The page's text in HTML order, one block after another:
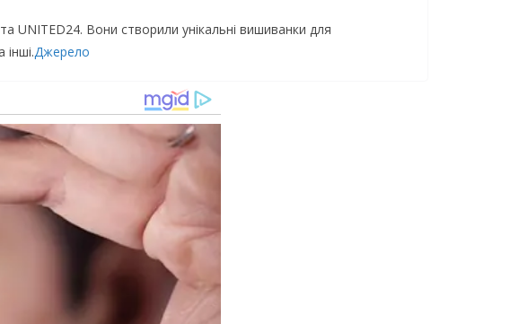
UNITED24. Вони створили унікальні вишиванки для
Джерело